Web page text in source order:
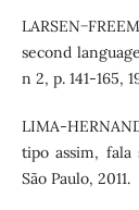
second
n 2, p. 141-165,
LIMA-
tipo assim, fala
São Paulo, 2011.